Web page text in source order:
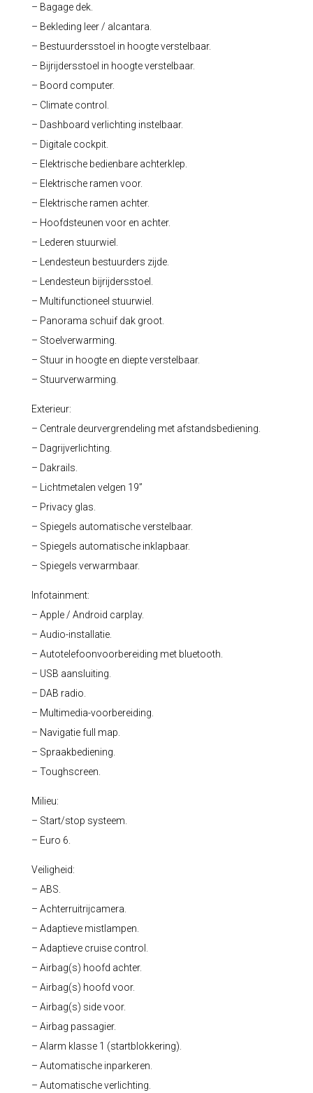
– Bagage dek.
– Bekleding leer / alcantara.
– Bestuurdersstoel in hoogte verstelbaar.
– Bijrijdersstoel in hoogte verstelbaar.
– Boord computer.
– Climate control.
– Dashboard verlichting instelbaar.
– Digitale cockpit.
– Elektrische bedienbare achterklep.
– Elektrische ramen voor.
– Elektrische ramen achter.
– Hoofdsteunen voor en achter.
– Lederen stuurwiel.
– Lendesteun bestuurders zijde.
– Lendesteun bijrijdersstoel.
– Multifunctioneel stuurwiel.
– Panorama schuif dak groot.
– Stoelverwarming.
– Stuur in hoogte en diepte verstelbaar.
– Stuurverwarming.
Exterieur:
– Centrale deurvergrendeling met afstandsbediening.
– Dagrijverlichting.
– Dakrails.
– Lichtmetalen velgen 19”
– Privacy glas.
– Spiegels automatische verstelbaar.
– Spiegels automatische inklapbaar.
– Spiegels verwarmbaar.
Infotainment:
– Apple / Android carplay.
– Audio-installatie.
– Autotelefoonvoorbereiding met bluetooth.
– USB aansluiting.
– DAB radio.
– Multimedia-voorbereiding.
– Navigatie full map.
– Spraakbediening.
– Toughscreen.
Milieu:
– Start/stop systeem.
– Euro 6.
Veiligheid:
– ABS.
– Achterruitrijcamera.
– Adaptieve mistlampen.
– Adaptieve cruise control.
– Airbag(s) hoofd achter.
– Airbag(s) hoofd voor.
– Airbag(s) side voor.
– Airbag passagier.
– Alarm klasse 1 (startblokkering).
– Automatische inparkeren.
– Automatische verlichting.